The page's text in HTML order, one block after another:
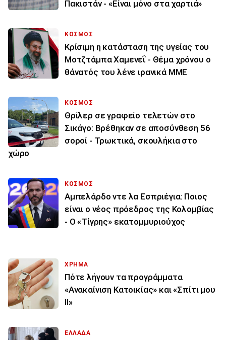
Πακιστάν - «Είναι μόνο στα χαρτιά»
ΚΟΣΜΟΣ
Κρίσιμη η κατάσταση της υγείας του
Μοτζτάμπα Χαμενεΐ - Θέμα χρόνου ο
θάνατός του λένε ιρανικά ΜΜΕ
ΚΟΣΜΟΣ
Θρίλερ σε γραφείο τελετών στο
Σικάγο: Βρέθηκαν σε αποσύνθεση 56
σοροί - Τρωκτικά, σκουλήκια στο
χώρο
ΚΟΣΜΟΣ
Αμπελάρδο ντε λα Εσπριέγια: Ποιος
είναι ο νέος πρόεδρος της Κολομβίας
- Ο «Τίγρης» εκατομμυριούχος
ΧΡΗΜΑ
Πότε λήγουν τα προγράμματα
«Ανακαίνιση Κατοικίας» και «Σπίτι μου
ΙΙ»
ΕΛΛΑΔΑ